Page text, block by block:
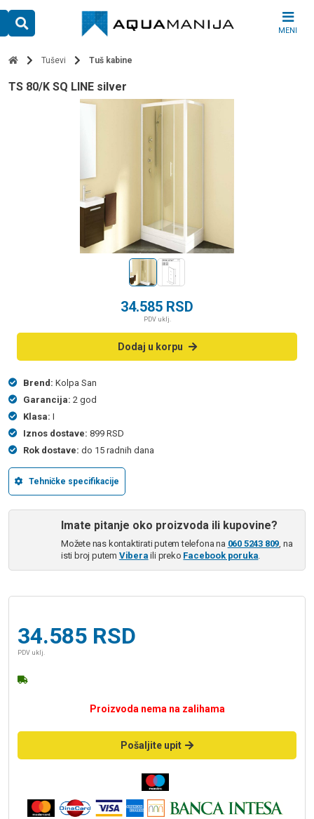
content
MENI
Tuševi Tuš kabine
TS 80/K SQ LINE silver
34.585 RSD
PDV uklj.
Dodaj u korpu
Brend: Kolpa San
Garancija: 2 god
Klasa: I
Iznos dostave: 899 RSD
Rok dostave: do 15 radnih dana
Tehničke specifikacije
Imate pitanje oko proizvoda ili kupovine?
Možete nas kontaktirati putem telefona na 060 5243 809, na
isti broj putem Vibera ili preko Facebook poruka.
34.585 RSD
PDV uklj.
Proizvoda nema na zalihama
Pošaljite upit